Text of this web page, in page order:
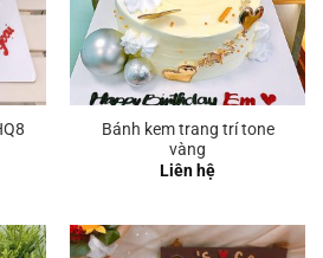
Bánh kem trang trí tone
vàng
Liên hệ